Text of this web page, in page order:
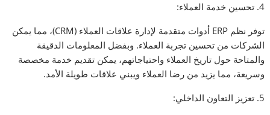
4. تحسين خدمة العملاء:
توفر نظم ERP أدوات متقدمة لإدارة علاقات العملاء (CRM)، مما يمكن
الشركات من تحسين تجربة العملاء. وبفضل المعلومات الدقيقة
والمتاحة حول تاريخ العملاء واحتياجاتهم، يمكن تقديم خدمة مخصصة
وسريعة، مما يزيد من رضا العملاء ويبني علاقات طويلة الأمد.
5. تعزيز التعاون الداخلي: